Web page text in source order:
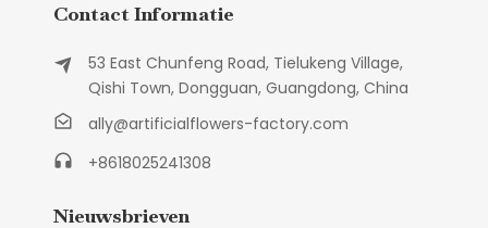
Contact Informatie
53 East Chunfeng Road, Tielukeng Village,
Qishi Town, Dongguan, Guangdong, China
ally@artificialflowers-factory.com
+8618025241308
Nieuwsbrieven